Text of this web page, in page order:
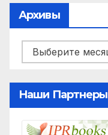
Архивы
Архивы
Наши Партнеры